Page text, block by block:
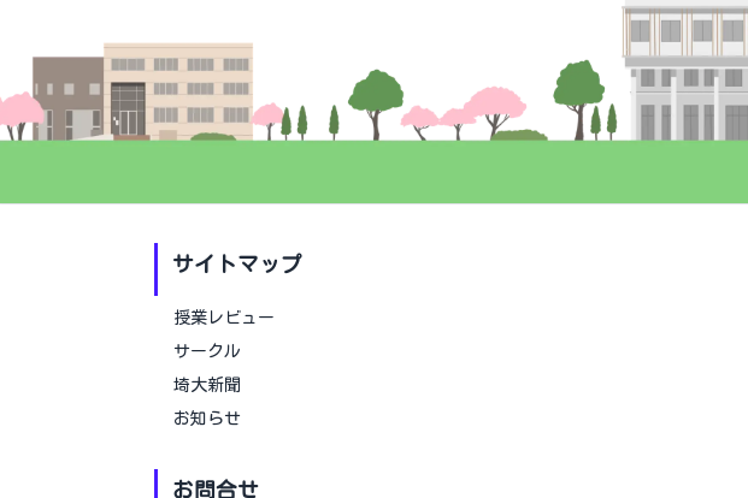
サイトマップ
授業レビュー
サークル
埼大新聞
お知らせ
お問合せ